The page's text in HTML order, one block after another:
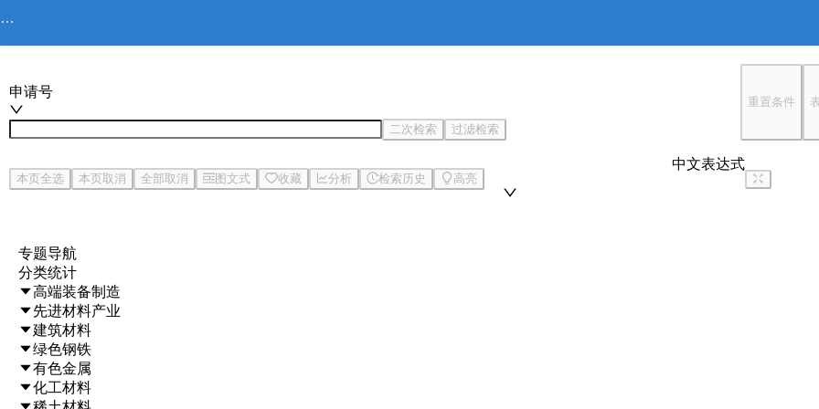
申请号
二次检索 过滤检索
重置条件
本页全选 本页取消 全部取消 图文式 收藏 分析 检索历史 高亮
中文表达式
专题导航
分类统计
高端装备制造
先进材料产业
建筑材料
绿色钢铁
有色金属
化工材料
v3.0.1